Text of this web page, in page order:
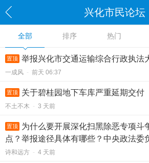
兴化市民论坛
全部 排序 热门
置顶 举报兴化市交通运输综合行政执法
一成风 - 前天 06:37
置顶 关于碧桂园地下车库严重延期交付
不土不木 - 3 天前
置顶
为什么要开展深化扫黑除恶专项斗
点？举报途径具体有哪些？中央政法委
诗和远方 - 4 天前